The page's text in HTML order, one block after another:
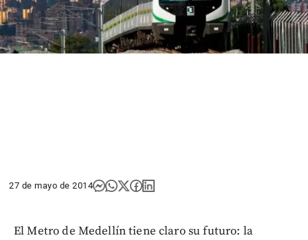
27 de mayo de 2014
El Metro de Medellín tiene claro su futuro: la